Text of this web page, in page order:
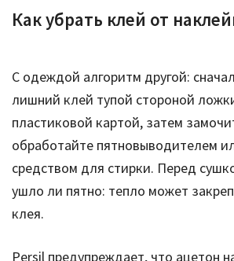
Как убрать клей от
С одеждой алгоритм другой:
лишний клей тупой стороной
пластиковой картой, затем
обработайте пятновыводителем
средством для стирки. Перед
ушло ли пятно: тепло может
клея.
Persil предупреждает, что ацетон